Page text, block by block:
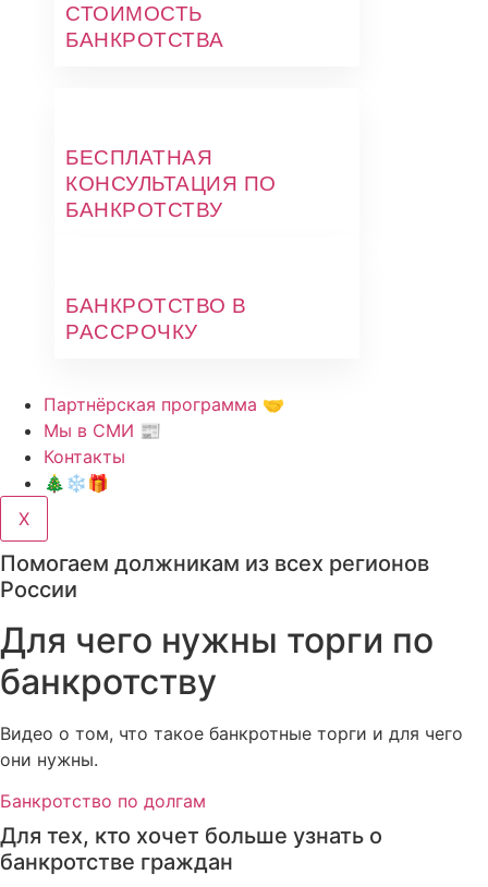
СТОИМОСТЬ
БАНКРОТСТВА
БЕСПЛАТНАЯ
КОНСУЛЬТАЦИЯ ПО
БАНКРОТСТВУ
БАНКРОТСТВО В
РАССРОЧКУ
Партнёрская программа 🤝
Мы в СМИ 📰
Контакты
🎄❄️🎁
X
Помогаем должникам из всех регионов
России
Для чего нужны торги по
банкротству
Видео о том, что такое банкротные торги и для чего
они нужны.
Банкротство по долгам
Для тех, кто хочет больше узнать о
банкротстве граждан